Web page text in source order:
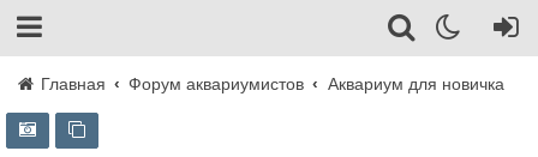
Главная Форум аквариумистов Аквариум для новичка